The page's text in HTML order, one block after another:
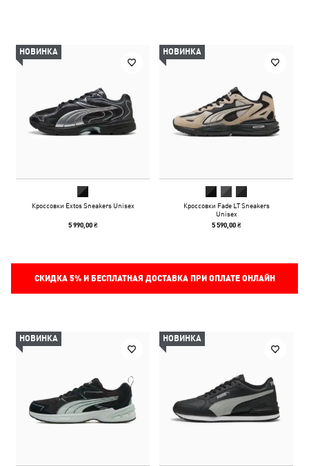
НОВИНКА
Кроссовки Extos Sneakers Unisex
5 990,00 ₴
НОВИНКА
Кроссовки Fade LT Sneakers
Unisex
5 590,00 ₴
СКИДКА 5%И БЕСПЛАТНАЯ ДОСТАВКА ПРИ ОПЛАТЕ ОНЛАЙН
НОВИНКА НОВИНКА